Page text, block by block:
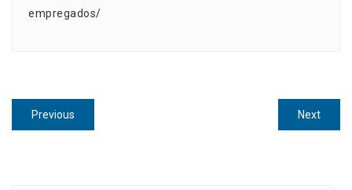
empregados/
Navegação
de
Previous
post:
NextNext
post: